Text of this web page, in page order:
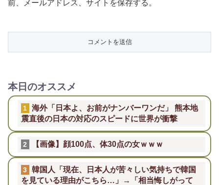
前、メールアドレス、サイトを保存する。
本日のオススメ
1
海外「日本よ、お前がナンバーワンだ」 熊本地
震直後の日本の対応のスピードに世界が衝撃
2 【画像】顔100点、体30点の女ｗｗｗ
3
韓国人「現在、日本人が苦々しい気持ちで韓国
を見ている理由がこちら…」→「相当悔しがって